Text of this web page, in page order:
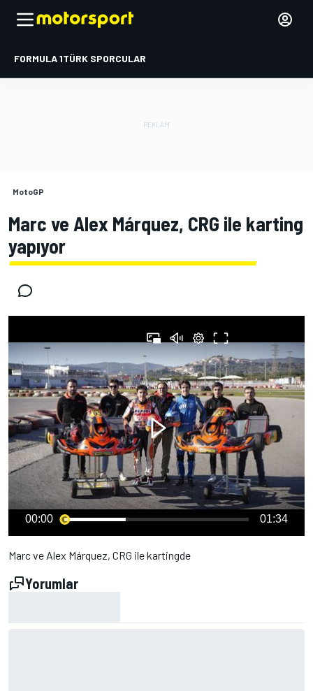
FORMULA 1TÜRK SPORCULAR
MotoGP
Marc ve Alex Márquez, CRG ile karting
yapıyor
00:00 01:34
Marc ve Alex Márquez, CRG ile kartingde
Yorumlar